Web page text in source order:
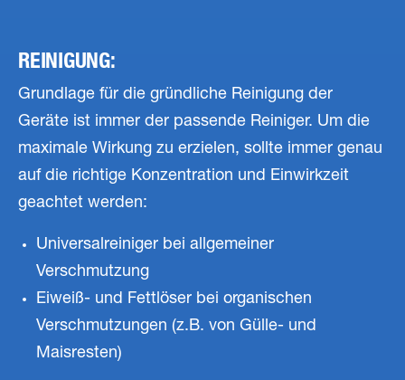
REINIGUNG:
Grundlage für die gründliche Reinigung der
Geräte ist immer der passende Reiniger. Um die
maximale Wirkung zu erzielen, sollte immer genau
auf die richtige Konzentration und Einwirkzeit
geachtet werden:
Universalreiniger bei allgemeiner
Verschmutzung
Eiweiß- und Fettlöser bei organischen
Verschmutzungen (z.B. von Gülle- und
Maisresten)